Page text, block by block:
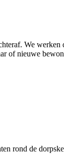
We
of nieuwe
rond de